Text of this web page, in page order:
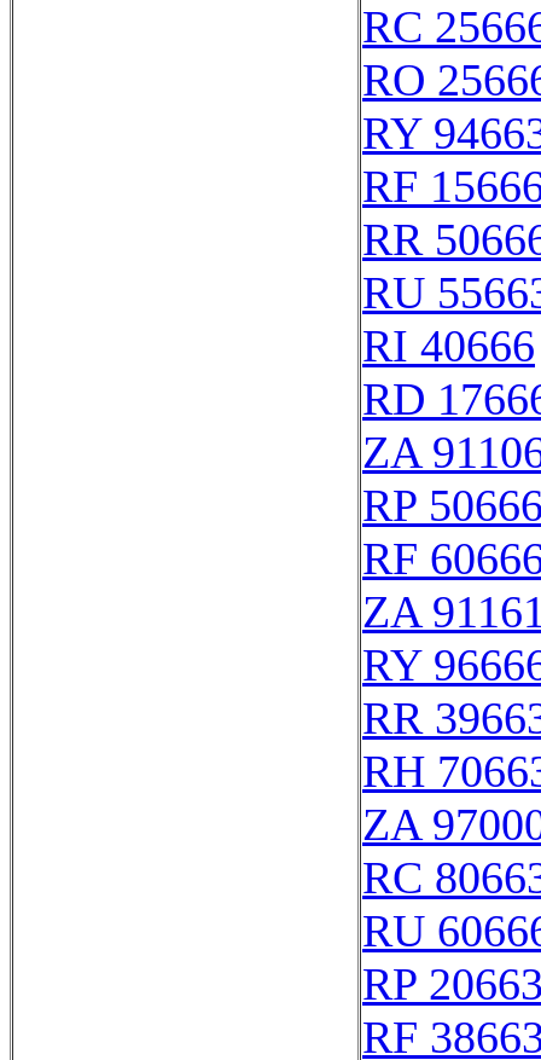
RC
RO
RY
RF
RR
RU
RI 40666
RD
ZA
RP
RF
ZA
RY
RR
RH
ZA
RC
RU
RP
RF